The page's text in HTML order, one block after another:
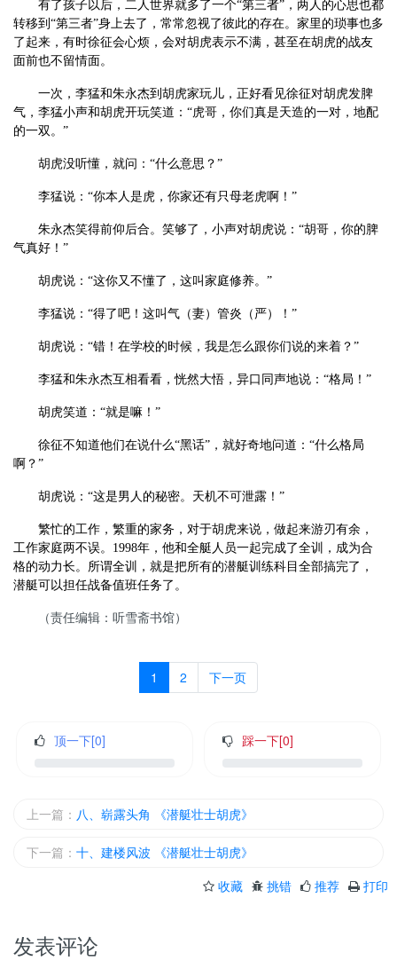
有了孩子以后，二人世界就多了一个“第三者”，两人的心思也都
转移到“第三者”身上去了，常常忽视了彼此的存在。家里的琐事也多
了起来，有时徐征会心烦，会对胡虎表示不满，甚至在胡虎的战友
面前也不留情面。
一次，李猛和朱永杰到胡虎家玩儿，正好看见徐征对胡虎发脾
气，李猛小声和胡虎开玩笑道： “虎哥，你们真是天造的一对，地配
的一双。”
胡虎没听懂，就问： “什么意思？”
李猛说： “你本人是虎，你家还有只母老虎啊！”
朱永杰笑得前仰后合。笑够了，小声对胡虎说： “胡哥，你的脾
气真好！”
胡虎说： “这你又不懂了，这叫家庭修养。”
李猛说： “得了吧！这叫气（妻）管炎（严）！”
胡虎说： “错！在学校的时候，我是怎么跟你们说的来着？”
李猛和朱永杰互相看看，恍然大悟，异口同声地说： “格局！”
胡虎笑道： “就是嘛！”
徐征不知道他们在说什么“黑话”，就好奇地问道：“什么格局
啊？”
胡虎说： “这是男人的秘密。天机不可泄露！”
繁忙的工作，繁重的家务，对于胡虎来说，做起来游刃有余，
工作家庭两不误。 1998年，他和全艇人员一起完成了全训，成为合
格的动力长。所谓全训，就是把所有的潜艇训练科目全部搞完了，
潜艇可以担任战备值班任务了。
（责任编辑：听雪斋书馆）
1 2 下一页
顶一下[0] 踩一下[0]
上一篇： 八、崭露头角 《潜艇壮士胡虎》
下一篇： 十、建楼风波 《潜艇壮士胡虎》
收藏
挑错 推荐 打印
发表评论